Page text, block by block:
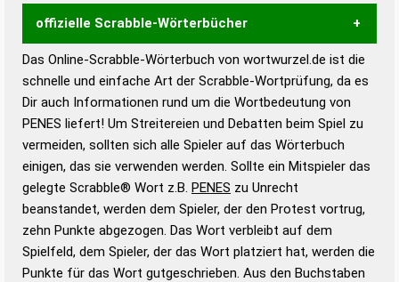
offizielle Scrabble-Wörterbücher
Wortwurzel liefert mit Hilfe eines semantischen
Wortanalyse-Algorithmus gute Anhaltspunkte zu
Wortbedeutung, Worttrennung und Wortform, um die
Gültigkeit eines Wortes für das Scrabble-Spiel zu
bestimmen!
zugelassene Turnier Scrabble-
Wörterbücher sind:
Duden – Standardwerk in 12 Bänden
Duden – Richtiges und gutes
Deutsch
Das Online-Scrabble-Wörterbuch von wortwurzel.de ist die
schnelle und einfache Art der Scrabble-Wortprüfung, da es
Dir auch Informationen rund um die Wortbedeutung von
PENES liefert! Um Streitereien und Debatten beim Spiel zu
vermeiden, sollten sich alle Spieler auf das Wörterbuch
einigen, das sie verwenden werden. Sollte ein Mitspieler das
gelegte Scrabble® Wort z.B. PENES zu Unrecht
beanstandet, werden dem Spieler, der den Protest vortrug,
zehn Punkte abgezogen. Das Wort verbleibt auf dem
Spielfeld, dem Spieler, der das Wort platziert hat, werden die
Punkte für das Wort gutgeschrieben. Aus den Buchstaben